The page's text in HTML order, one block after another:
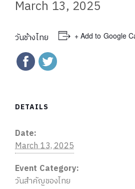
March 13, 2025
วันช้างไทย + Add to Google
DETAILS
Date:
March 13, 2025
Event Category:
วันสำคัญของไทย